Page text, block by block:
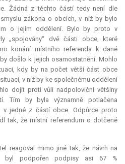
Žádná z těchto částí tedy není dle
zákona o obcích, v níž by bylo
o jejím oddělení. Bylo by proto v
„spojovány“ dvě části obce, které
konání místního referenda k dané
došlo k jejich osamostatnění. Mohlo
kdy by na počet větší část obce
v níž by ke společnému oddělení
dojít proti vůli nadpoloviční většiny
Tím by byla významně potlačena
v jedné z částí obce. Odpůrce proto
tak, že místní referendum o dotčené
reagoval mimo jiné tak, že návrh na
byl podpořen podpisy asi 67 %